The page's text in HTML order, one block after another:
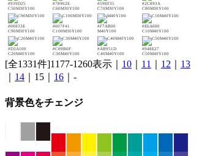
#939D25
C50M30Y100
#78962E
C60M30Y100
#598F35
C70M30Y100
#2C893A
C80M30Y100
#00833E
C90M30Y100
#007F41
C100M30Y100
#F7AB00
M40Y100
#E6A600
C10M40Y100
#D3A100
C20M40Y100
#C09B0F
C30M40Y100
#AB951D
C40M40Y100
#948E27
C50M40Y100
[全1331件]1177-1260表示｜ 10 11 12
13
14 ｜15｜ 16 ｜-
背景色をチェンジ